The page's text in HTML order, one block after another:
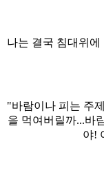
나는 결국 침대위에
"바람이나 피는 주
을 먹여버릴까...바
야!